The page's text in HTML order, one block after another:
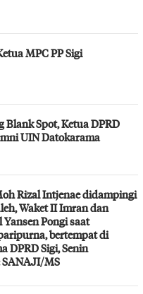
MPC PP Sigi
Blank Spot, Ketua DPRD
UIN Datokarama
Rizal Intjenae didampingi
Waket II Imran dan
Yansen Pongi saat
bertempat di
DPRD Sigi, Senin
SANAJI/MS